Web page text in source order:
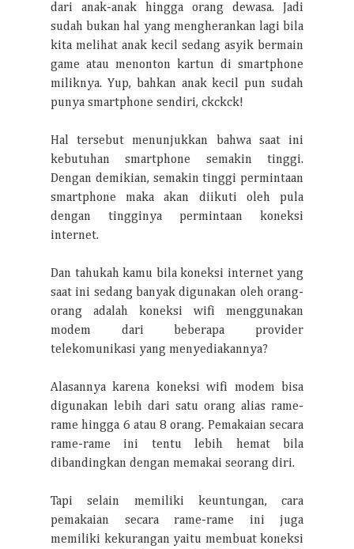
dari anak-anak hingga orang dewasa. Jadi
sudah bukan hal yang mengherankan lagi bila
kita melihat anak kecil sedang asyik bermain
game atau menonton kartun di smartphone
miliknya. Yup, bahkan anak kecil pun sudah
punya smartphone sendiri, ckckck!
Hal tersebut menunjukkan bahwa saat ini
kebutuhan smartphone semakin tinggi.
Dengan demikian, semakin tinggi permintaan
smartphone maka akan diikuti oleh pula
dengan tingginya permintaan koneksi
internet.
Dan tahukah kamu bila koneksi internet yang
saat ini sedang banyak digunakan oleh orang-
orang adalah koneksi wifi menggunakan
modem dari beberapa provider
telekomunikasi yang menyediakannya?
Alasannya karena koneksi wifi modem bisa
digunakan lebih dari satu orang alias rame-
rame hingga 6 atau 8 orang. Pemakaian secara
rame-rame ini tentu lebih hemat bila
dibandingkan dengan memakai seorang diri.
Tapi selain memiliki keuntungan, cara
pemakaian secara rame-rame ini juga
memiliki kekurangan yaitu membuat koneksi